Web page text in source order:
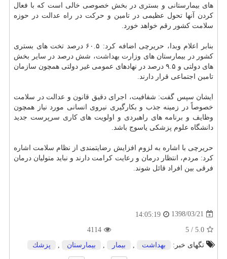
های بیمارستانی و بستری در بخش خصوصی خالی است كه با فعال
كردن آنها تحول عظیمی در تامین و حركت در راه عدالت در حوزه
سلامت كشور رقم خواهد خورد.
بنابر اعلام وبدا، حریرچی اضافه كرد: ۶۰.۵ درصد تخت های بستری
كشور در بیمارستان های وزارت بهداشت، شش درصد در سایر بخش
های دولتی و ۹.۵ درصد در نهادهای عمومی غیر دولتی همچون سازمان
تامین اجتماعی قرار دارند.
ایشان سپس گفت: شفافیت، اجرای دقیق قانون و عدالت در سلامت
خصوصاً در زمینه جذب و بكارگیری نیروی انسانی مورد نیاز همچون
وظایف و برنامه های راهبردی و اولویت های كاری سرپرست جدید
دانشگاه علوم پزشكی یاسوج باشد.
حریرچی با اشاره به لزوم افزایش رضایتمندی از نظام سلامت اشاره
كرد: مردم، انتظار درمان و رعایت كرامت دارند و نباید متولیان درمان
فرقی بین افراد قائل شوند.
1398/03/21
14:05:19
5.0
/
5
4114
تگهای خبر:
بهداشت بیمار بیمارستان پزشك